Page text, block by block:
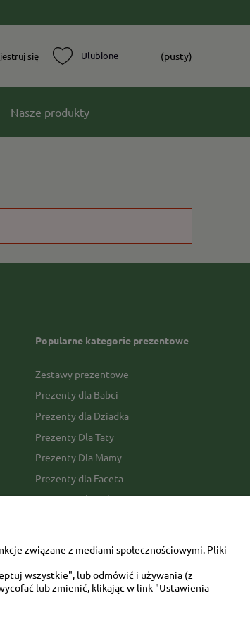
się (pusty)
Nasze produkty
Popularne kategorie prezentowe
Zestawy prezentowe
Prezenty dla Babci
Prezenty dla Dziadka
Prezenty Dla Taty
Prezenty Dla Mamy
Prezenty dla Faceta
Prezenty Dla Kobiety
związane z mediami społecznościowymi. Pliki
wszystkie", lub odmówić i używania (z
lub zmienić, klikając w link "Ustawienia